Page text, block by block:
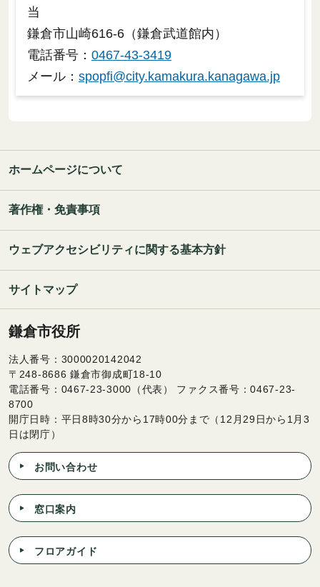
当
鎌倉市山崎616-6（鎌倉武道館内）
電話番号： 0467-43-3419
メール： spopfi@city.kamakura.kanagawa.jp
ホームページについて
著作権・免責事項
ウェブアクセシビリティに関する基本方針
サイトマップ
鎌倉市役所
法人番号：3000020142042
〒248-8686 鎌倉市御成町18-10
電話番号：0467-23-3000（代表） ファクス番号：0467-23-
8700
開庁日時：平日8時30分から17時00分まで（12月29日から1月3
日は閉庁）
お問い合わせ
窓口案内
フロアガイド